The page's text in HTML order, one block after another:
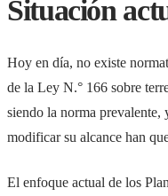
Situación
Hoy en día, no existe
de la Ley N.° 166 sobre
siendo la norma prevalente,
modificar su alcance han
El enfoque actual de los